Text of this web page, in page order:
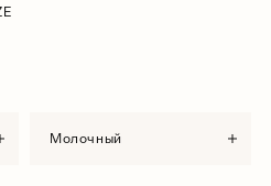
молочный